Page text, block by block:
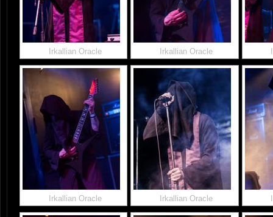
Irkallian Oracle Irkallian Oracle
Irkallian Oracle Irkallian Oracle